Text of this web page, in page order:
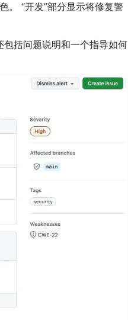
。 “开发”部分显示将修复警
括问题说明和一个指导如何